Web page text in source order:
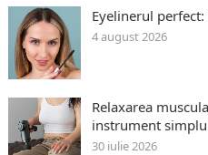
Eyelinerul
4 august 2026
Relaxarea
instrument
30 iulie 2026